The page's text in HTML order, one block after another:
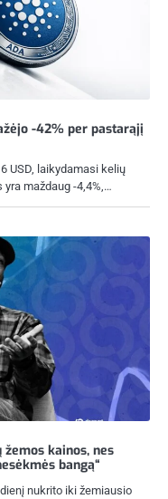
-42% per pastarąjį
USD, laikydamasi kelių
maždaug -4,4%,…
kainos, nes
bangą“
nukrito iki žemiausio